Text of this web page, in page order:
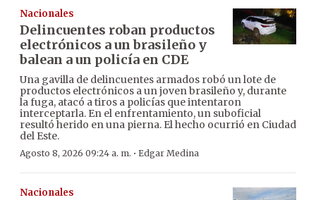
Nacionales
Delincuentes roban productos
electrónicos a un brasileño y
balean a un policía en CDE
Una gavilla de delincuentes armados robó un lote de
productos electrónicos a un joven brasileño y, durante
la fuga, atacó a tiros a policías que intentaron
interceptarla. En el enfrentamiento, un suboficial
resultó herido en una pierna. El hecho ocurrió en Ciudad
del Este.
Agosto 8, 2026 09:24 a. m. · Edgar Medina
Nacionales